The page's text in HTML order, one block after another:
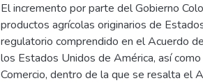
El incremento por parte del Gobierno
productos agrícolas originarios de
regulatorio comprendido en el Acuerdo
los Estados Unidos de América, así
Comercio, dentro de la que se resalta el